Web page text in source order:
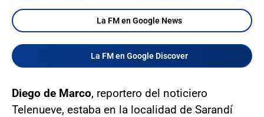
La FM en Google News
La FM en Google Discover
Diego de Marco, reportero del noticiero
Telenueve, estaba en la localidad de Sarandí